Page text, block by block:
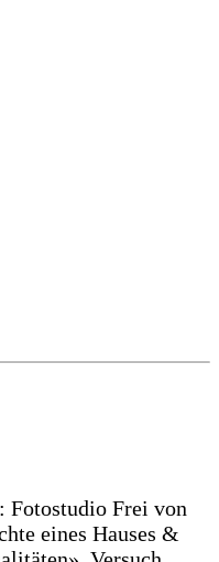
Fotostudio Frei von
eines Hauses &